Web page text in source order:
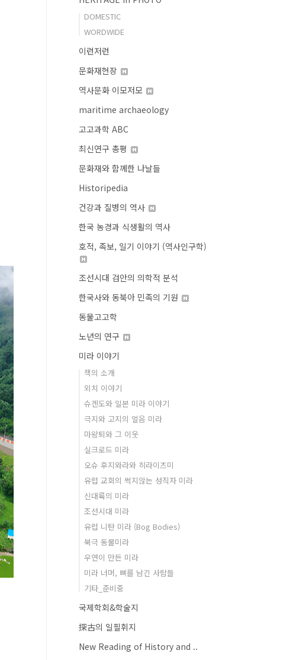
DOMESTIC
WORDWIDE
이런저런
문화재현장
역사문화 이모저모
maritime archaeology
고고과학 ABC
최신연구 총평
문화재와 함께한 나날들
Historipedia
건강과 질병의 역사
한국 농경과 식생활의 역사
호적, 족보, 일기 이야기 (역사인구학)
조선시대 검안의 의학적 분석
한국사와 동북아 민족의 기원
동물고고학
노년의 연구
미라 이야기
책의 소개
외치 이야기
슈겐도와 일본 미라 이야기
극지와 고지의 얼음 미라
마왕퇴와 그 이웃
실크로드 미라
오슈 후지와라와 히라이즈미
유럽 교회의 썩지않는 성직자 미라
신대륙의 미라
조선시대 미라
유럽 니탄 미라 (Bog Bodies)
북극 동물미라
우연이 만든 미라
미라 너머, 뼈를 남긴 사람들
기타_준비중
국제학회&학술지
探古의 일필휘지
New Reading of History and ..